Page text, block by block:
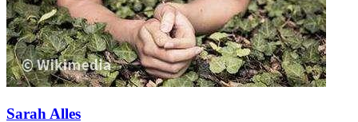
Sarah Alles